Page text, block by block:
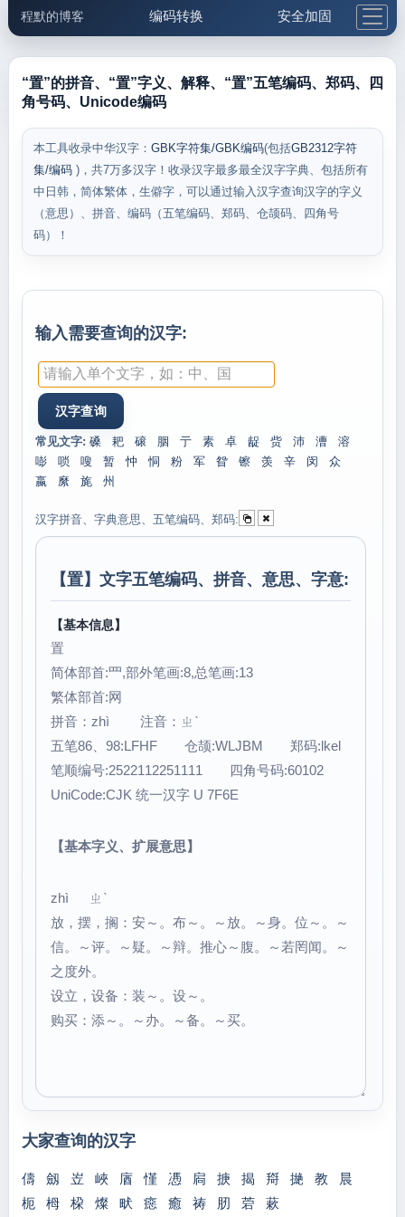
程默的博客 编码转换 安全加固
邮件工具 生活便民 更多工具
“置”的拼音、“置”字义、解释、“置”五笔编码、郑码、四
角号码、Unicode编码
本工具收录中华汉字： GBK字符集/GBK编码(包括GB2312字符
集/编码 )，共7万多汉字！收录汉字最多最全汉字字典、包括所有
中日韩，简体繁体，生僻字，可以通过输入汉字查询汉字的字义
（意思）、拼音、编码（五笔编码、郑码、仓颉码、四角号
码）！
输入需要查询的汉字:
常见文字: 磉 耙 磙 胭 亍 素 卓 龊 赀 沛 漕
溶
嘭
唢 嗖 暂 忡 恫 粉 军 眢 镲 羡 辛 闵
众
嬴
縻 旄 州
汉字拼音、字典意思、五笔编码、郑码:
【置】文字五笔编码、拼音、意思、字意:
【基本信息】
置
简体部首:罒,部外笔画:8,总笔画:13
繁体部首:网
拼音：zhì 注音：ㄓˋ
五笔86、98:LFHF 仓颉:WLJBM 郑码:lkel
笔顺编号:2522112251111 四角号码:60102
UniCode:CJK 统一汉字 U 7F6E
【基本字义、扩展意思】
zhì ㄓˋ
放，摆，搁：安～。布～。～放。～身。位～。～
信。～评。～疑。～辩。推心～腹。～若罔闻。～
之度外。
设立，设备：装～。设～。
购买：添～。～办。～备。～买。
大家查询的汉字
儔 劔 岦 峽 庮 慬 慿 扄 掶 揭 搿 撧 教
晨
枙
栂 桗 燦 畎 癋 癒 祷 肕 菪 蔌